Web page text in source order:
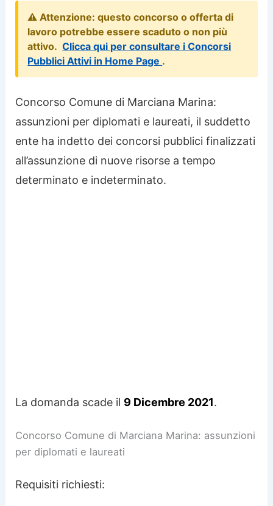
⚠️ Attenzione: questo concorso o offerta di
lavoro potrebbe essere scaduto o non più
attivo. Clicca qui per consultare i Concorsi
Pubblici Attivi in Home Page .
Concorso Comune di Marciana Marina:
assunzioni per diplomati e laureati, il suddetto
ente ha indetto dei concorsi pubblici finalizzati
all’assunzione di nuove risorse a tempo
determinato e indeterminato.
La domanda scade il 9 Dicembre 2021.
Concorso Comune di Marciana Marina: assunzioni
per diplomati e laureati
Requisiti richiesti: